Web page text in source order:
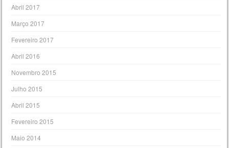
Abril 2017
Março 2017
Fevereiro 2017
Abril 2016
Novembro 2015
Julho 2015
Abril 2015
Fevereiro 2015
Maio 2014